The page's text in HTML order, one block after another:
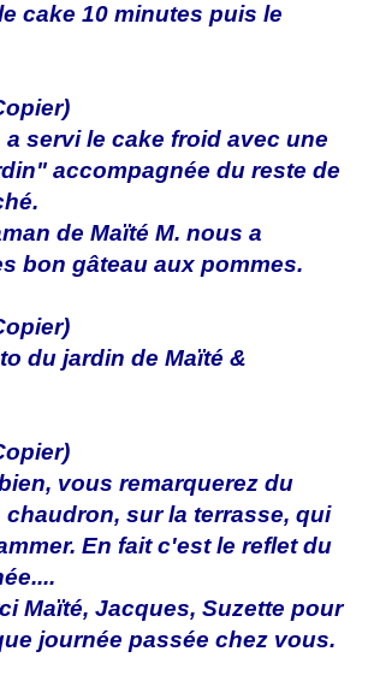
cake 10 minutes puis le
a servi le cake froid avec une
accompagnée du reste de
de Maïté M. nous a
bon gâteau aux pommes.
du jardin de Maïté &
vous remarquerez du
sur la terrasse, qui
En fait c'est le reflet du
Maïté, Jacques, Suzette pour
journée passée chez vous.